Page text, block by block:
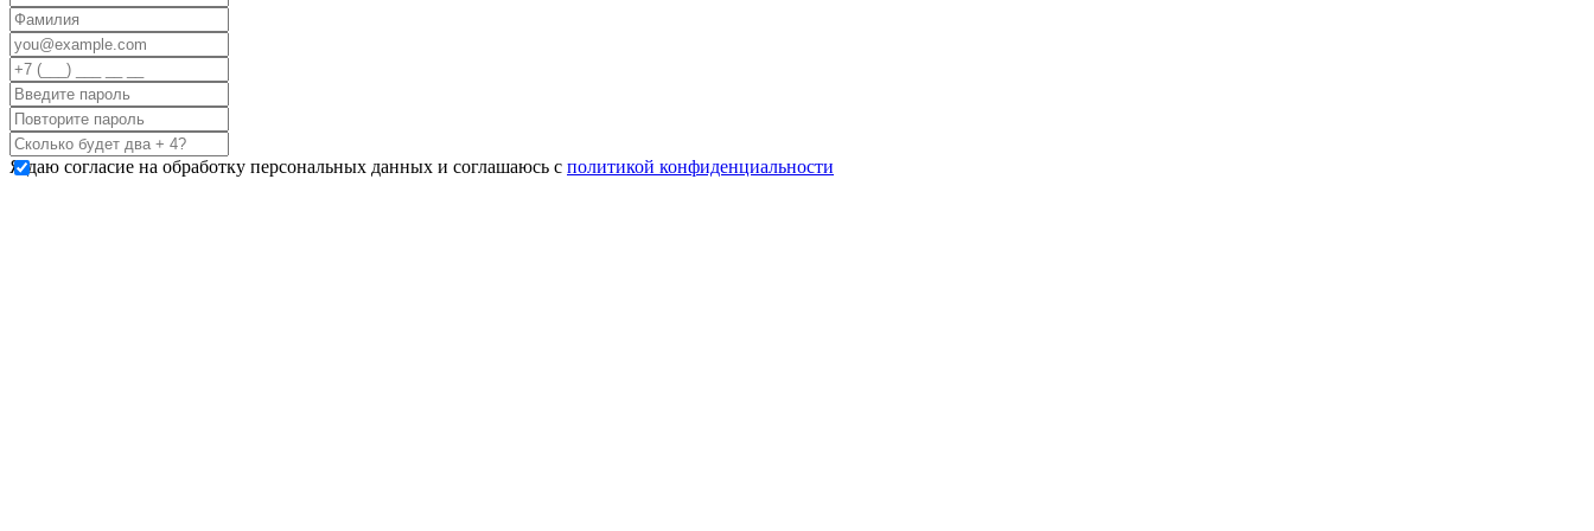
Я даю согласие на обработку персональных данных и соглашаюсь с политикой конфиденциальности